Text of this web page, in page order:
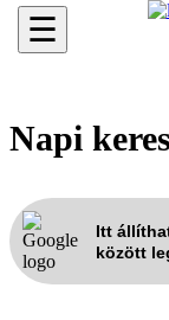
☰
Napi
Itt
között